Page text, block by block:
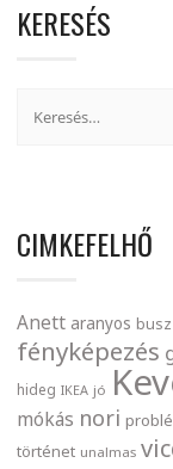
KERESÉS
CIMKEFELHŐ
Anett aranyos busz
fényképezés
hideg IKEA jó
mókás nori
történet unalmas